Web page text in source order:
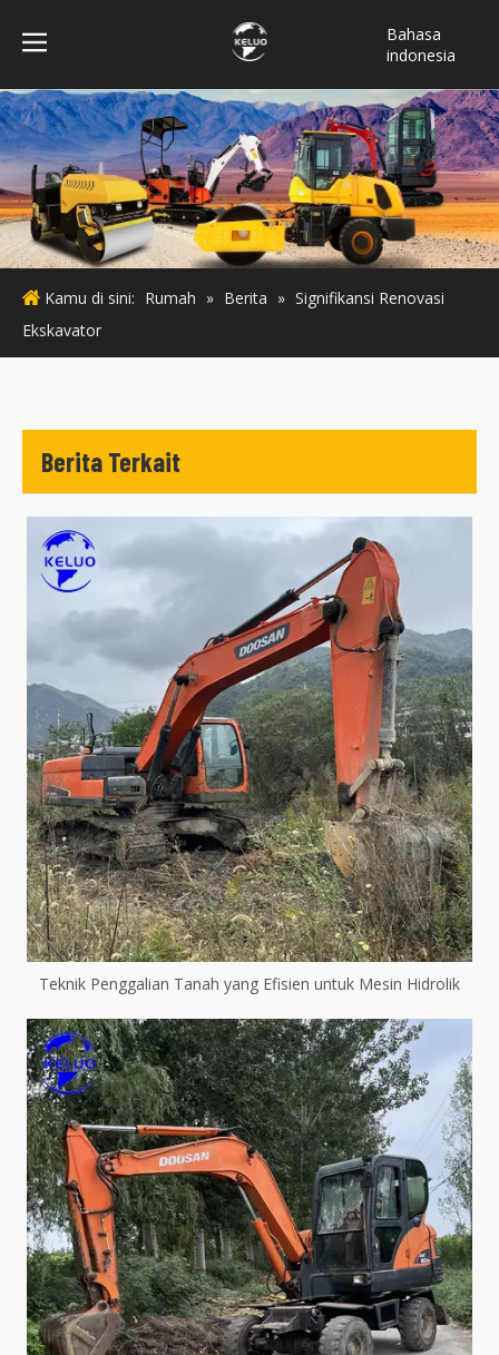
Bahasa
indonesia
Türk dili
ไทย
Italiano
Deutsch
Português
Español
Pусский
Kamu di sini: Rumah » Berita » Signifikansi Renovasi
Ekskavator
Berita Terkait
Teknik Penggalian Tanah yang Efisien untuk Mesin Hidrolik